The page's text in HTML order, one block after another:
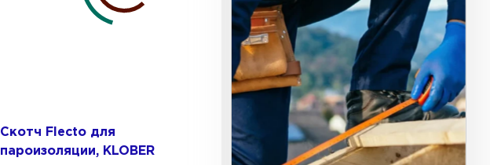
Скотч Flecto для
пароизоляции, KLOBER